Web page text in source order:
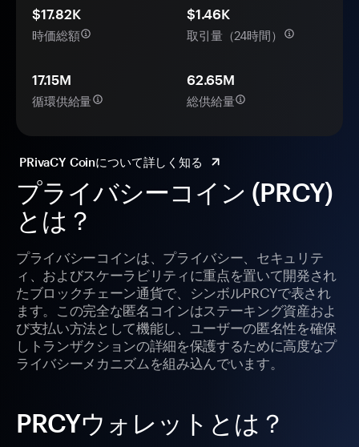
プライバシーコイン (PRCY)
とは？
プライバシーコインは、プライバシー、セキュリテ
ィ、およびスケーラビリティに重点を置いて開発され
たブロックチェーン通貨で、シンボルPRCYで表され
ます。この完全な匿名コインはステーキング資産およ
び支払い方法として機能し、ユーザーの匿名性を確保
しトランザクションの詳細を保護するために高度なプ
ライバシーメカニズムを組み込んでいます。
PRCYウォレットとは？
$17.82K
時価総額
$1.46K
取引量（24時間）
17.15M
循環供給量
62.65M
総供給量
PRivaCY Coinについて詳しく知る